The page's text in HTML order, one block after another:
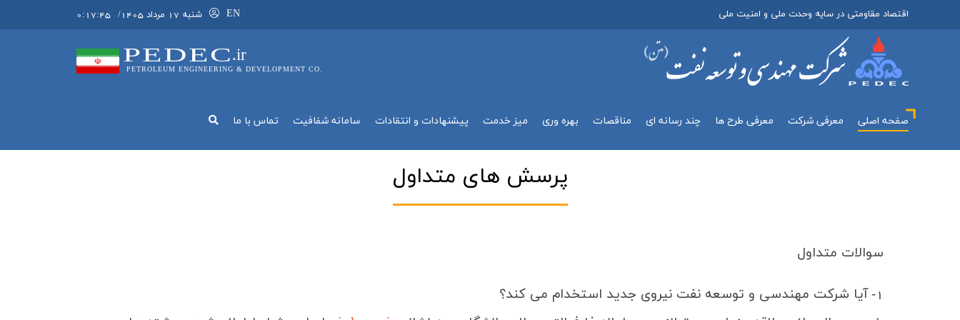
اقتصاد مقاومتی در سایه وحدت ملی و امنیت ملی EN شنبه 17 مرداد 1405 /
0:17:45
PEDEC.ir
PETROLEUM ENGINEERING & DEVELOPMENT CO.
صفحه اصلی معرفي شركت معرفی طرح ها چند رسانه اي مناقصات بهره وري میز خدمت پیشنهادات و انتقادات سامانه شفافيت تماس با ما
پرسش های متداول
سوالات متداول
1- آیا شركت مهندسي و توسعه نفت نیروی جدید استخدام می کند؟